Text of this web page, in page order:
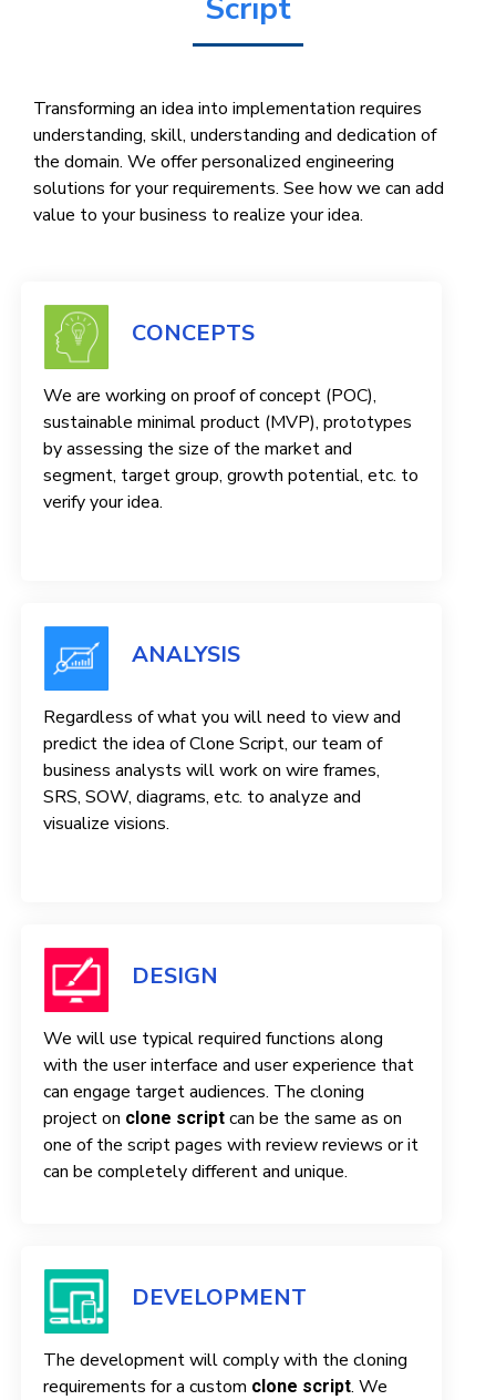
Script
Transforming an idea into implementation requires
understanding, skill, understanding and dedication of
the domain. We offer personalized engineering
solutions for your requirements. See how we can add
value to your business to realize your idea.
CONCEPTS
We are working on proof of concept (POC),
sustainable minimal product (MVP), prototypes
by assessing the size of the market and
segment, target group, growth potential, etc. to
verify your idea.
ANALYSIS
Regardless of what you will need to view and
predict the idea of ​​Clone Script, our team of
business analysts will work on wire frames,
SRS, SOW, diagrams, etc. to analyze and
visualize visions.
DESIGN
We will use typical required functions along
with the user interface and user experience that
can engage target audiences. The cloning
project on clone scriptcan be the same as on
one of the script pages with review reviews or it
can be completely different and unique.
DEVELOPMENT
The development will comply with the cloning
requirements for a custom clone script. We